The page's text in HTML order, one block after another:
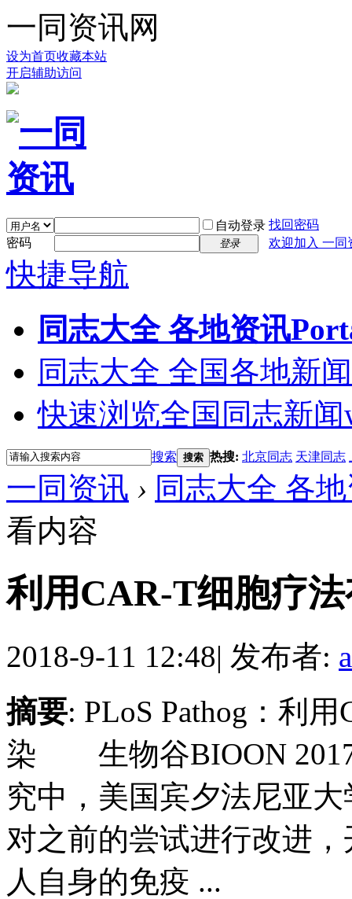
一同资讯网
设为首页收藏本站
开启辅助访问
自动登录 找回密码
密码
登录 欢迎加入 一同
快捷导航
同志大全 各地资讯
同志大全 全国各地新闻
快速浏览全国同志新闻
搜索 搜索 热搜: 北京同志 天津同志
一同资讯 › 同志大全 各
看内容
利用CAR-T细胞疗
2018-9-11 12:48| 发布者:
摘要: PLoS Pathog：利
染 生物谷BIOON 2017
究中，美国宾夕法尼亚
对之前的尝试进行改进
人自身的免疫 ...